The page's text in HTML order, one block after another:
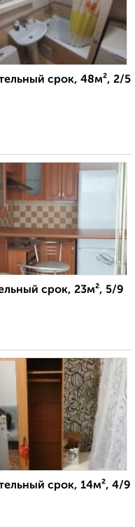
срок, 48м², 2/5
срок, 23м², 5/9
срок, 14м², 4/9